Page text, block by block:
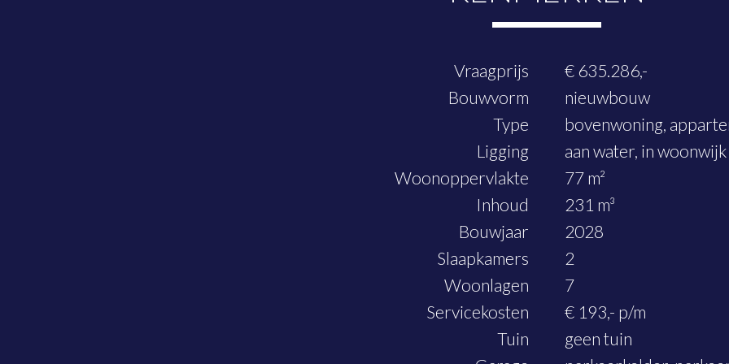
Vraagprijs
€ 635.286,-
Bouwvorm
nieuwbouw
Type
bovenwoning,
Ligging
aan water, in woonwijk
Woonoppervlakte
77 m²
Inhoud
231 m³
Bouwjaar
2028
Slaapkamers
2
Woonlagen
7
Servicekosten
€ 193,- p/m
Tuin
geen tuin